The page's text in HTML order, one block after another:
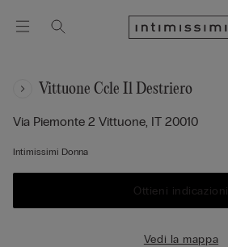
Vittuone Ccle Il Destriero
Via Piemonte 2 Vittuone, IT 20010
Intimissimi Donna
Ottieni indicazioni
Vedi la mappa